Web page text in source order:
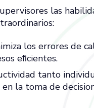
las
los errores de
eﬁcientes.
tanto
la toma de